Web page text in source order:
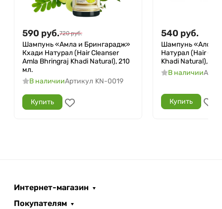
590 руб.720 руб.
Шампунь «Амла и Брингарадж»
Кхади Натурал (Hair Cleanser
Amla Bhringraj Khadi Natural), 210
мл.
В наличииАртикул KN-0019
Купить
540 руб.
Шампунь «Алое
Натурал (Hair
Khadi Natural),
В наличии
Купить
Интернет-магазин
Покупателям